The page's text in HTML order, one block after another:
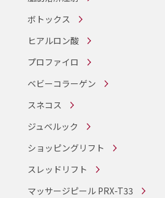
ボトックス
ヒアルロン酸
プロファイロ
ベビーコラーゲン
スネコス
ジュベルック
ショッピングリフト
スレッドリフト
マッサージピール PRX-T33